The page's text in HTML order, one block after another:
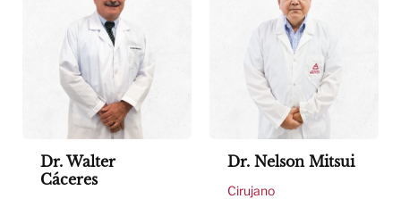
Dr. Walter
Cáceres
Dr. Nelson Mitsui
Cirujano